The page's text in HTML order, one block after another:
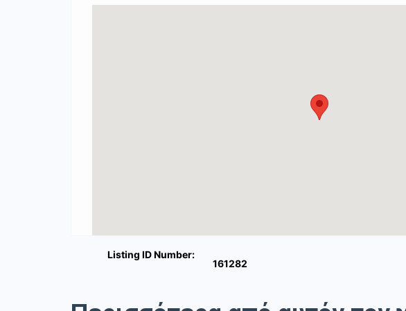
Listing ID Number:
161282